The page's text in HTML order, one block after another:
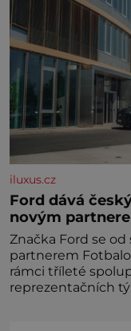
iluxus.cz
Ford dává
novým
Značka Ford se
partnerem
rámci tříleté
reprezentačních